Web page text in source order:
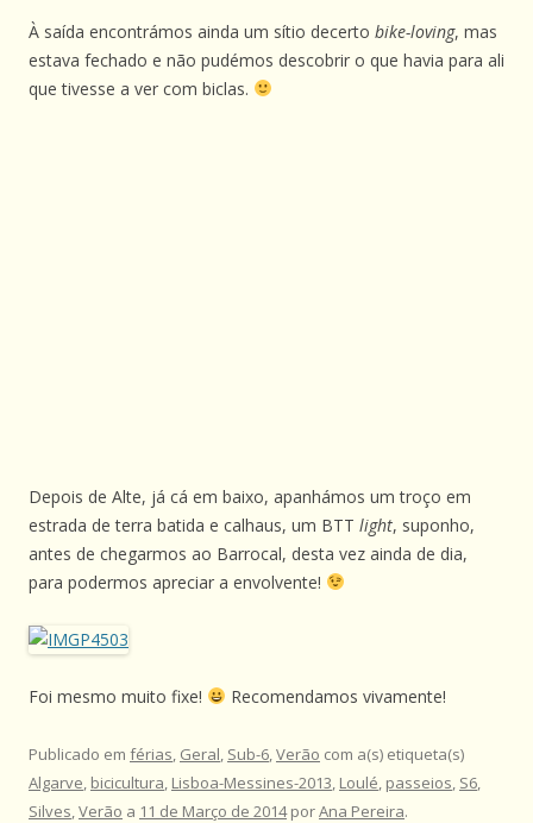
À saída encontrámos ainda um sítio decerto bike-loving, mas
estava fechado e não pudémos descobrir o que havia para ali
que tivesse a ver com biclas.
Depois de Alte, já cá em baixo, apanhámos um troço em
estrada de terra batida e calhaus, um BTT light, suponho,
antes de chegarmos ao Barrocal, desta vez ainda de dia,
para podermos apreciar a envolvente!
Foi mesmo muito fixe! Recomendamos vivamente!
Publicado em férias, Geral, Sub-6,Verão com a(s) etiqueta(s)
Algarve, bicicultura, Lisboa-Messines-2013, Loulé, passeios, S6,
Silves,Verão a 11 de Março de 2014porAna Pereira.